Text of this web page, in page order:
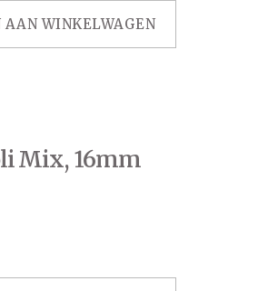
AAN WINKELWAGEN
Mix, 16mm